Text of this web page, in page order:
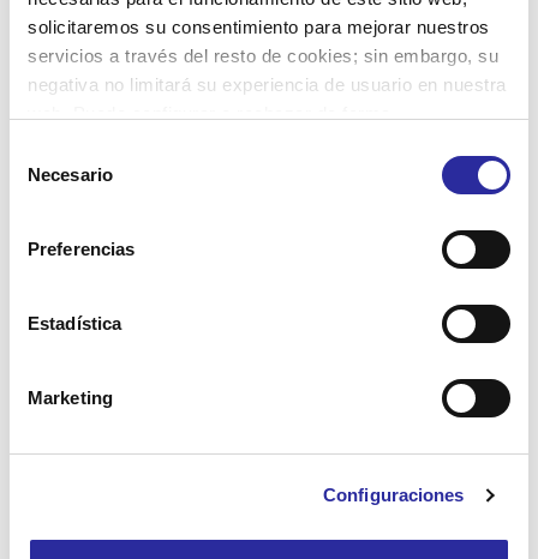
solicitaremos su consentimiento para mejorar nuestros
servicios a través del resto de cookies; sin embargo, su
negativa no limitará su experiencia de usuario en nuestra
más información, puede consultar nuestra
Política de
Necesario
Preferencias
Estadística
Marketing
Configuraciones